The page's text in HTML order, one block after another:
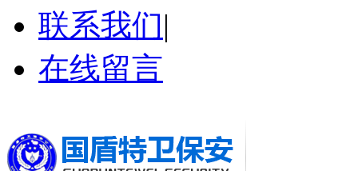
联系我们|
在线留言